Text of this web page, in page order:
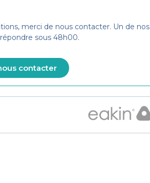
merci de nous contacter. Un de nos
sous 48h00.
contacter